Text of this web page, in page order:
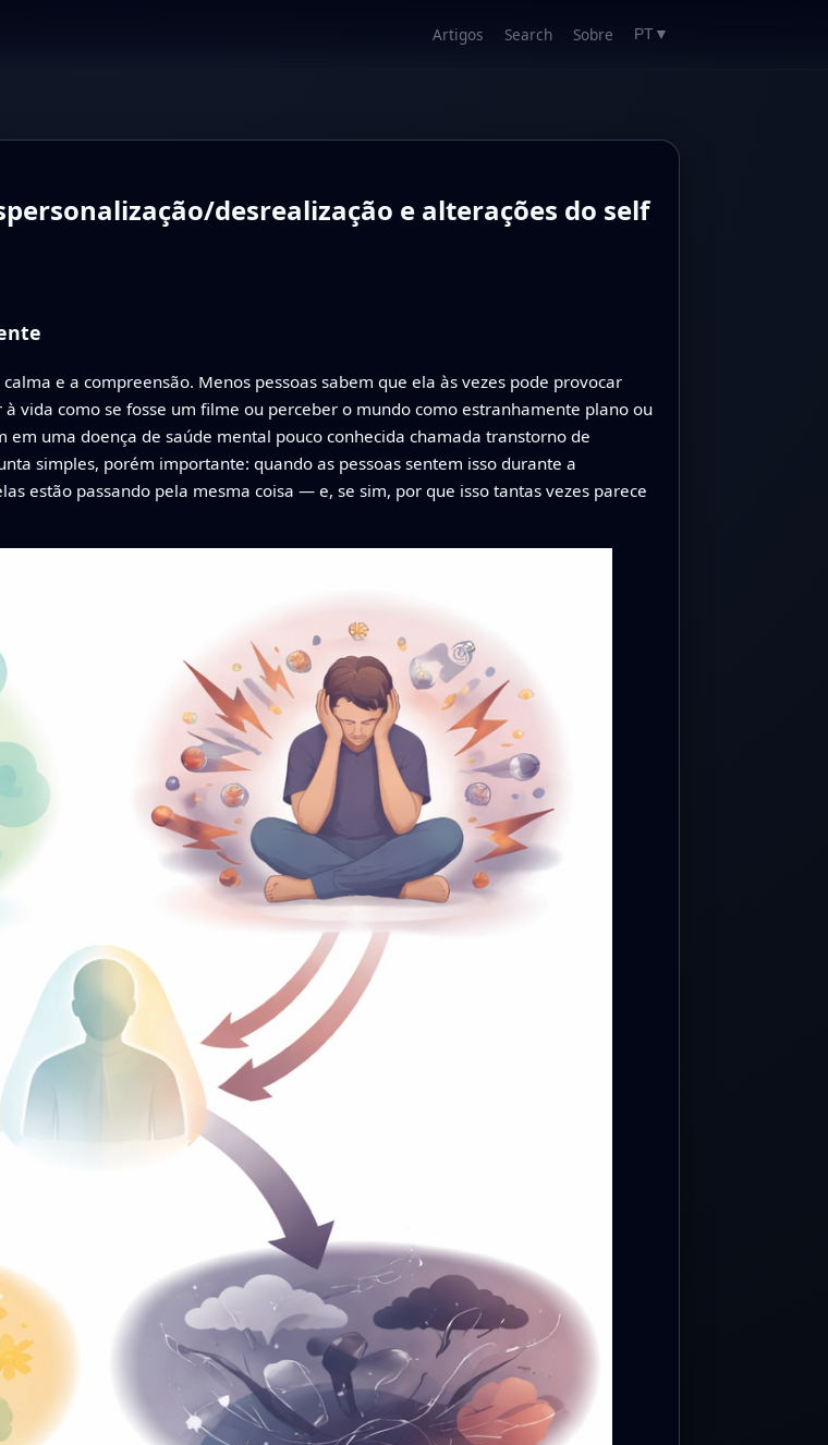
Artigos Search Sobre PT ▼
desrealização e alterações do self
e a compreensão. Menos pessoas sabem que ela às vezes pode provocar
vida como se fosse um filme ou perceber o mundo como estranhamente plano ou
uma doença de saúde mental pouco conhecida chamada transtorno de
simples, porém importante: quando as pessoas sentem isso durante a
estão passando pela mesma coisa — e, se sim, por que isso tantas vezes parece